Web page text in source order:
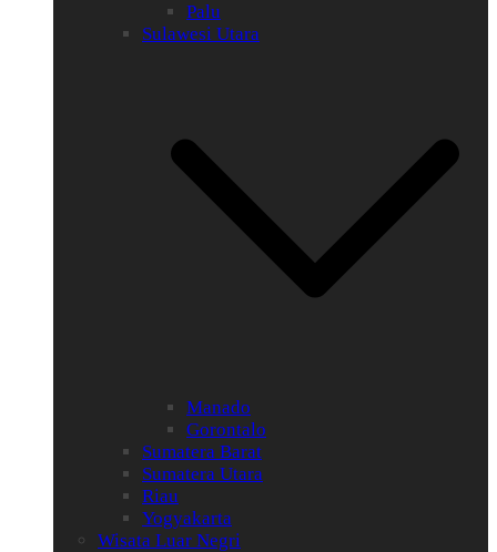
Palu
Sulawesi Utara
Manado
Gorontalo
Sumatera Barat
Sumatera Utara
Riau
Yogyakarta
Wisata Luar Negri